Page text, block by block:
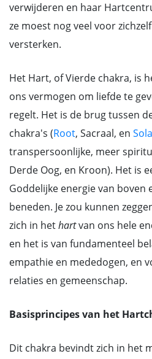
verwijderen en haar
ze moest nog veel voor
versterken.
Het Hart, of Vierde chakra, is
ons vermogen om liefde te
regelt. Het is de brug tussen
chakra's (Root, Sacraal, en
transpersoonlijke, meer
Derde Oog, en Kroon). Het is
Goddelijke energie van boven
beneden. Je zou kunnen
zich in hethartvan ons hele
en het is van fundamenteel
empathie en mededogen, en
relaties en gemeenschap.
Basisprincipes van het
Dit chakra bevindt zich in het